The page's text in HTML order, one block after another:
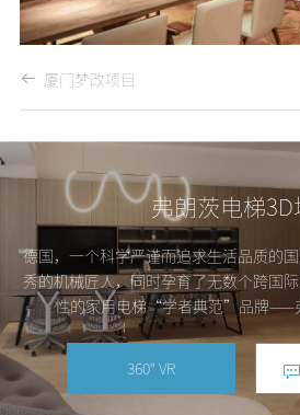
厦门梦改项目
弗朗茨电梯
德国，一个科学严谨而追求生活品质的
秀的机械匠人，同时孕育了无数个跨国
性的家用电梯“学者典范”品牌——
360° VR